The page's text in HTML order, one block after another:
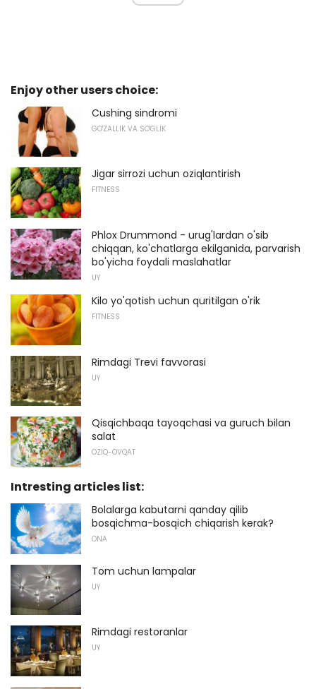
Enjoy other users choice:
Cushing sindromi
GO'ZALLIK VA SO'GLIK
Jigar sirrozi uchun oziqlantirish
FITNESS
Phlox Drummond - urug'lardan o'sib
chiqqan, ko'chatlarga ekilganida, parvarish
bo'yicha foydali maslahatlar
UY
Kilo yo'qotish uchun quritilgan o'rik
FITNESS
Rimdagi Trevi favvorasi
UY
Qisqichbaqa tayoqchasi va guruch bilan
salat
OZIQ-OVQAT
Intresting articles list:
Bolalarga kabutarni qanday qilib
bosqichma-bosqich chiqarish kerak?
ONA
Tom uchun lampalar
UY
Rimdagi restoranlar
UY